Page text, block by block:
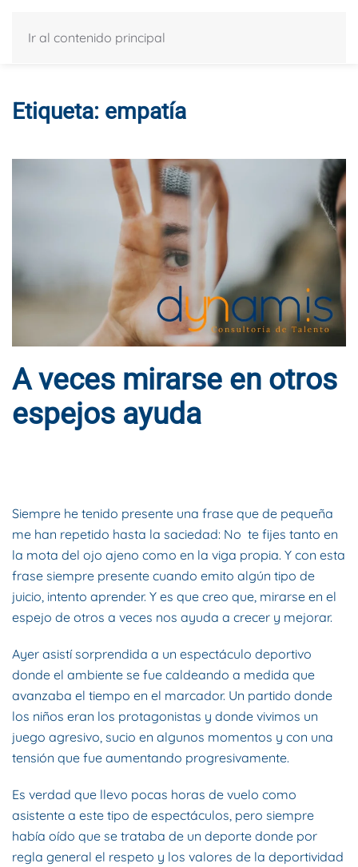
Ir al contenido principal
Etiqueta: empatía
A veces mirarse en otros
espejos ayuda
Siempre he tenido presente una frase que de pequeña
me han repetido hasta la saciedad: No te fijes tanto en
la mota del ojo ajeno como en la viga propia. Y con esta
frase siempre presente cuando emito algún tipo de
juicio, intento aprender. Y es que creo que, mirarse en el
espejo de otros a veces nos ayuda a crecer y mejorar.
Ayer asistí sorprendida a un espectáculo deportivo
donde el ambiente se fue caldeando a medida que
avanzaba el tiempo en el marcador. Un partido donde
los niños eran los protagonistas y donde vivimos un
juego agresivo, sucio en algunos momentos y con una
tensión que fue aumentando progresivamente.
Es verdad que llevo pocas horas de vuelo como
asistente a este tipo de espectáculos, pero siempre
había oído que se trataba de un deporte donde por
regla general el respeto y los valores de la deportividad